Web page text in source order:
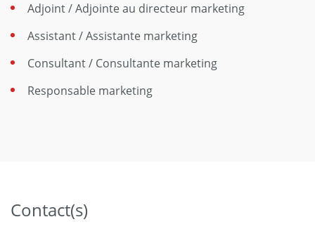
Adjoint / Adjointe au directeur marketing
Assistant / Assistante marketing
Consultant / Consultante marketing
Responsable marketing
Contact(s)